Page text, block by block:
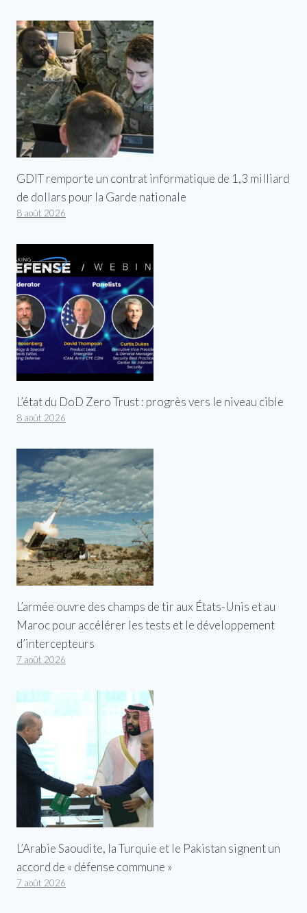
GDIT remporte un contrat informatique de 1,3 milliard
de dollars pour la Garde nationale
8 août 2026
L’état du DoD Zero Trust : progrès vers le niveau cible
8 août 2026
L’armée ouvre des champs de tir aux États-Unis et au
Maroc pour accélérer les tests et le développement
d’intercepteurs
7 août 2026
L’Arabie Saoudite, la Turquie et le Pakistan signent un
accord de « défense commune »
7 août 2026